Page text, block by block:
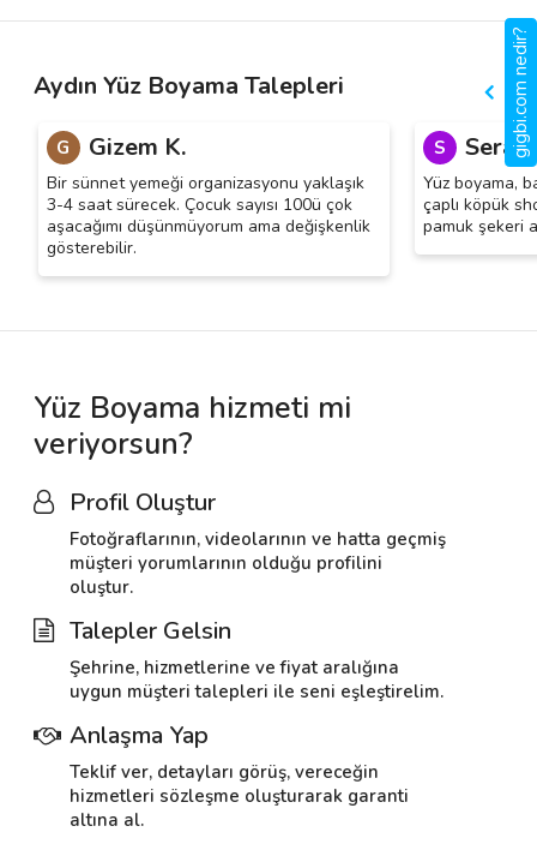
Aydın Yüz Boyama Talepleri
G Gizem K.
Bir sünnet yemeği organizasyonu yaklaşık
3-4 saat sürecek. Çocuk sayısı 100ü çok
aşacağımı düşünmüyorum ama değişkenlik
gösterebilir.
S Serap
Yüz boyama,
çaplı köpük
pamuk şekeri
Yüz Boyama hizmeti mi
veriyorsun?
Profil Oluştur
Fotoğraflarının, videolarının ve hatta geçmiş
müşteri yorumlarının olduğu profilini
oluştur.
Talepler Gelsin
Şehrine, hizmetlerine ve fiyat aralığına
uygun müşteri talepleri ile seni eşleştirelim.
Anlaşma Yap
Teklif ver, detayları görüş, vereceğin
hizmetleri sözleşme oluşturarak garanti
altına al.
gigbi.com nedir?